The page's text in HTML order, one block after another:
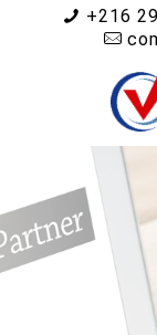
+216